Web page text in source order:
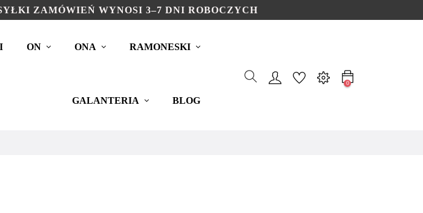
ZAMÓWIEŃ WYNOSI 3–7 DNI ROBOCZYCH
ON ONA RAMONESKI
GALANTERIA BLOG
0